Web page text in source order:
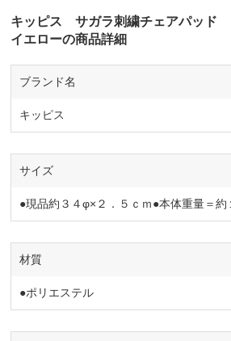
キッピス サガラ刺繍チェアパッド
イエローの商品詳細
ブランド名
キッピス
サイズ
●現品約３４φ×２．５ｃｍ●本体重量＝約
材質
●ポリエステル